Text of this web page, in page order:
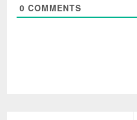
0 COMMENTS